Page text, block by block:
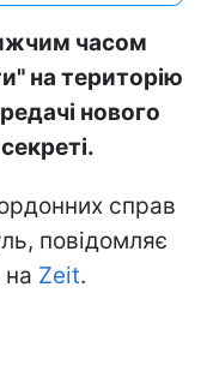
часом
на територію
нового
справ
повідомляє
на Zeit.